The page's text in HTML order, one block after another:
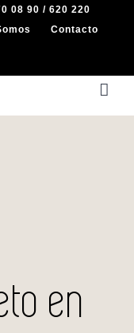
08 90 / 620 220
Contacto
en